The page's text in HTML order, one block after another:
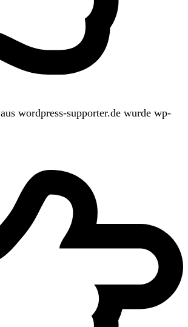
aus wordpress-supporter.de wurde wp-